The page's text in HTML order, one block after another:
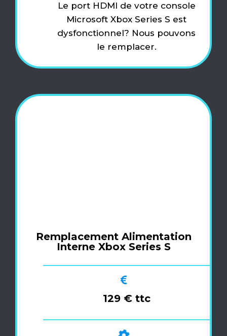
Le port HDMI de votre console
Microsoft Xbox Series S est
dysfonctionnel? Nous pouvons
le remplacer.
Remplacement Alimentation
Interne Xbox Series S
129 € ttc